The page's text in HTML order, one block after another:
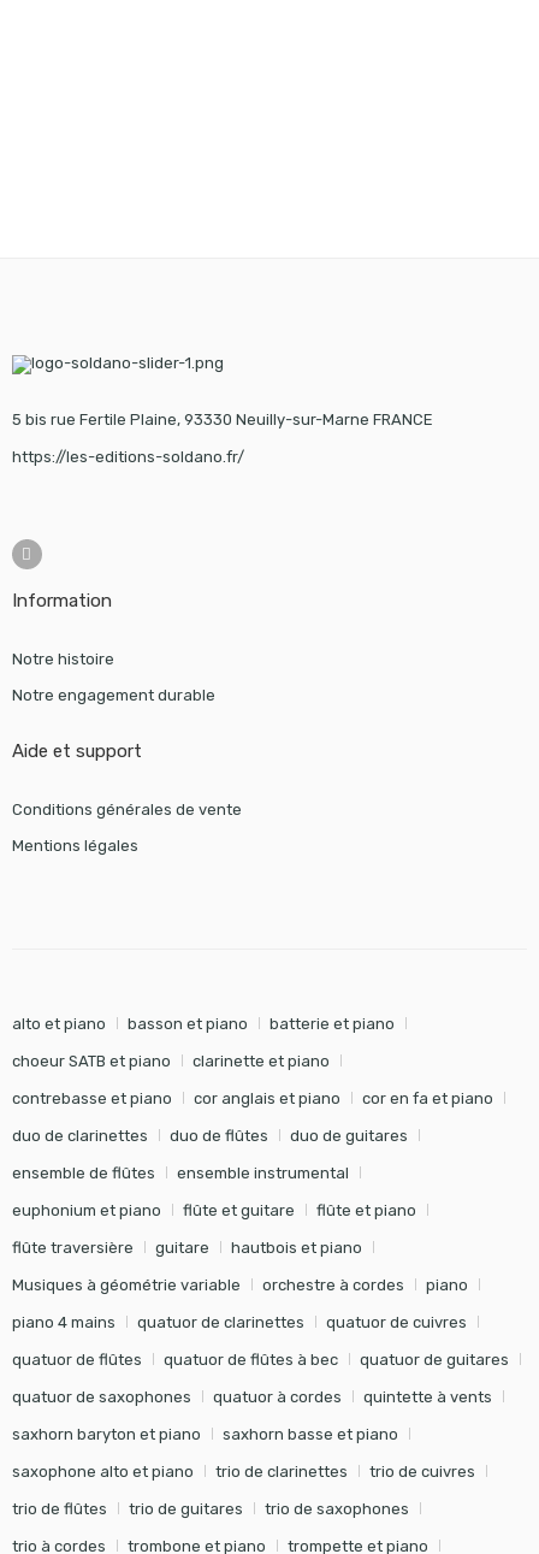
5 bis rue Fertile Plaine, 93330 Neuilly-sur-Marne FRANCE
https://les-editions-soldano.fr/
Information
Notre histoire
Notre engagement durable
Aide et support
Conditions générales de vente
Mentions légales
alto et piano basson et piano batterie et piano
choeur SATB et piano clarinette et piano
contrebasse et piano cor anglais et piano cor en fa et piano
duo de clarinettes duo de flûtes duo de guitares
ensemble de flûtes ensemble instrumental
euphonium et piano flûte et guitare flûte et piano
flûte traversière guitare hautbois et piano
Musiques à géométrie variable orchestre à cordes piano
piano 4 mains quatuor de clarinettes quatuor de cuivres
quatuor de flûtes quatuor de flûtes à bec quatuor de guitares
quatuor de saxophones quatuor à cordes quintette à vents
saxhorn baryton et piano saxhorn basse et piano
saxophone alto et piano trio de clarinettes trio de cuivres
trio de flûtes trio de guitares trio de saxophones
trio à cordes trombone et piano trompette et piano